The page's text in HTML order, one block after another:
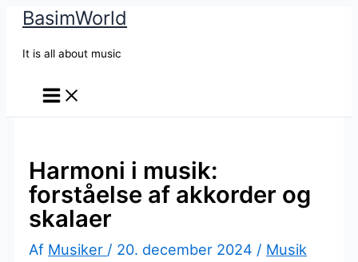
BasimWorld
It is all about music
Harmoni i musik:
forståelse af akkorder og
skalaer
Af Musiker / 20. december 2024 / Musik